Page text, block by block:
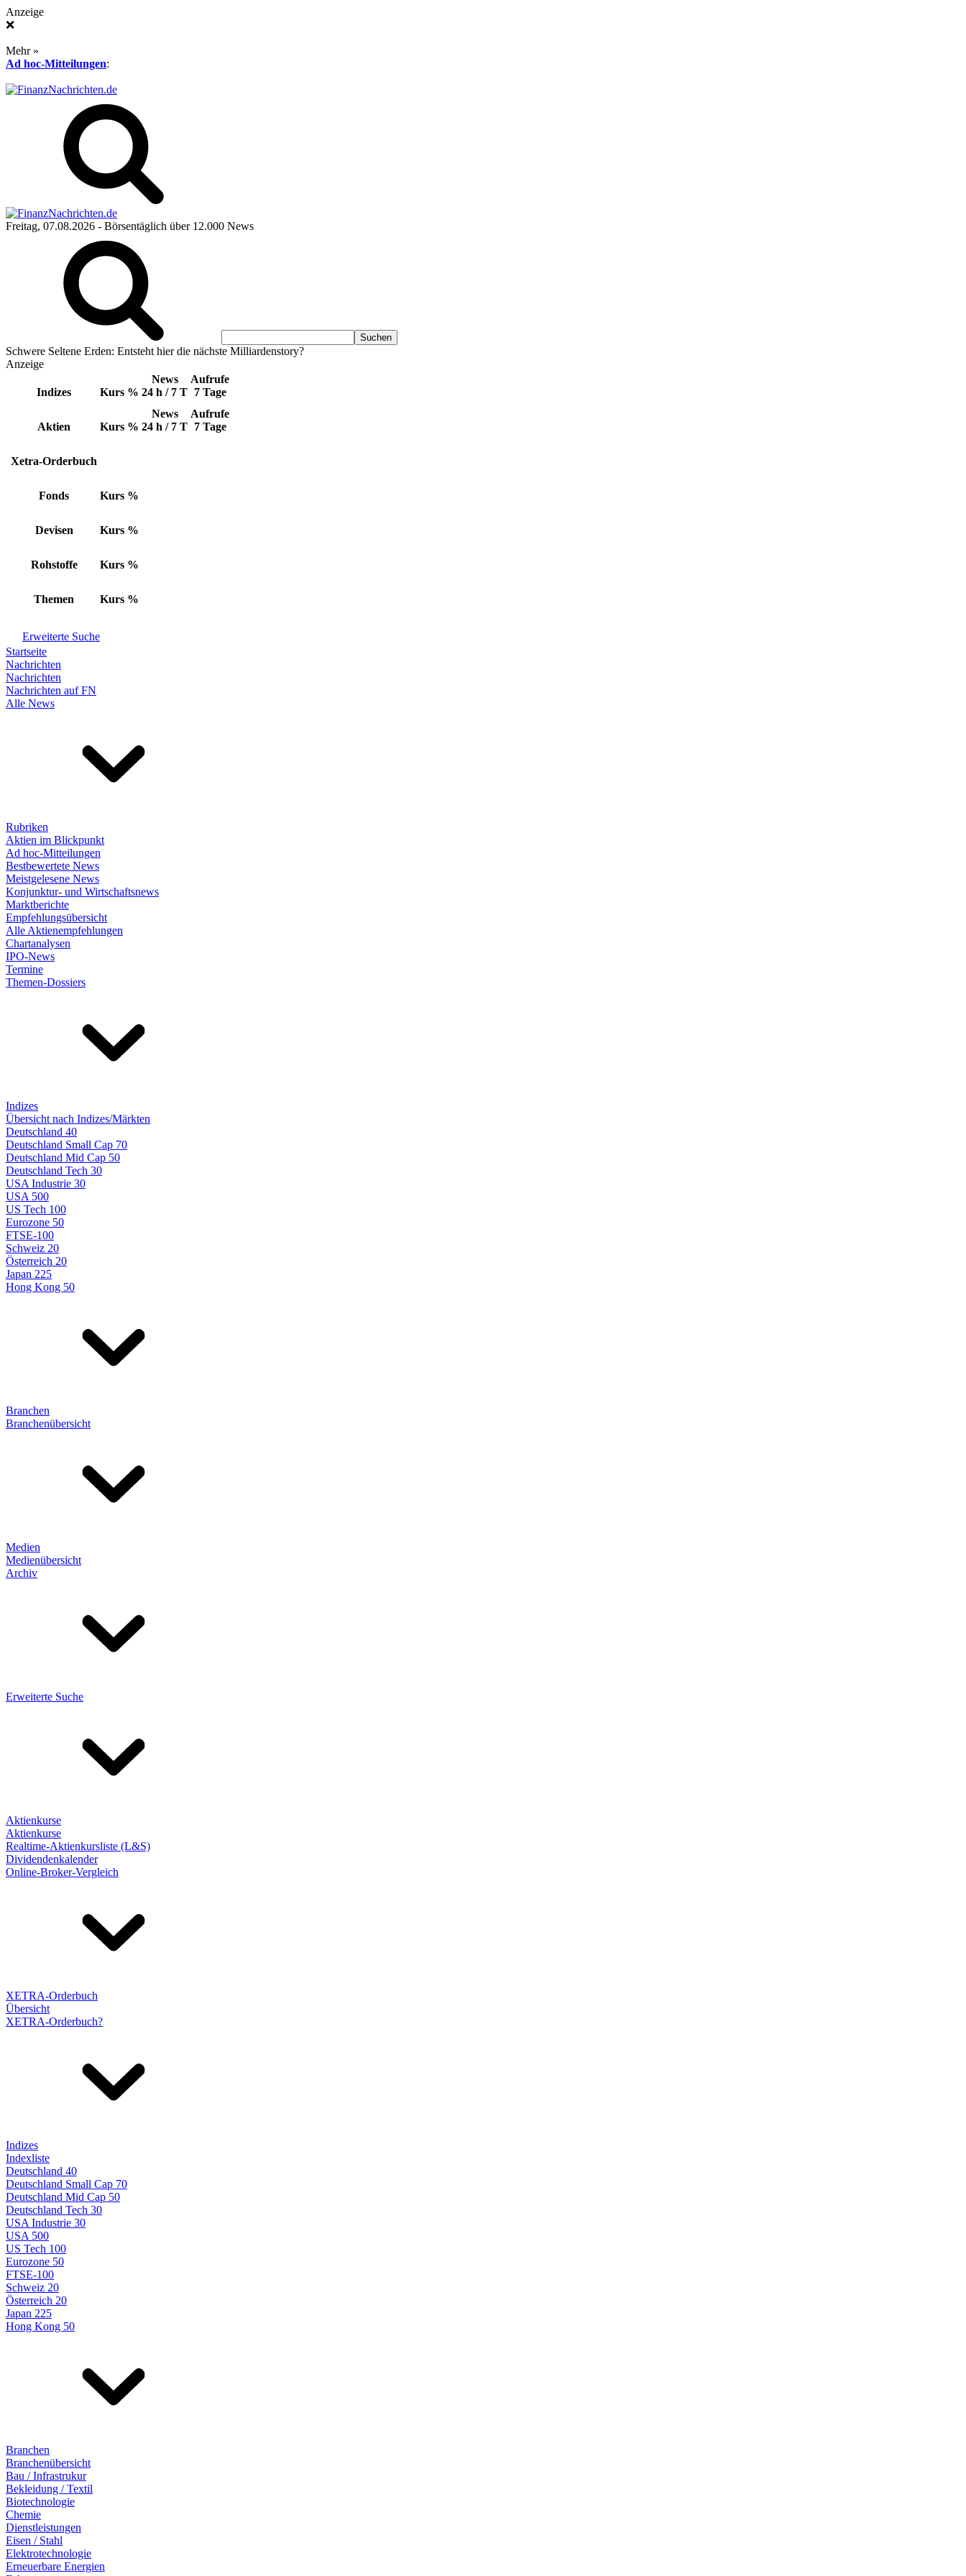
Anzeige
❌
Mehr »
Ad hoc-Mitteilungen:
Freitag, 07.08.2026 - Börsentäglich über 12.000 News
Schwere Seltene Erden: Entsteht hier die nächste Milliardenstory?
Anzeige
Indizes Kurs %
News
24 h / 7 T
Aufrufe
7 Tage
Aktien Kurs %
News
24 h / 7 T
Aufrufe
7 Tage
Xetra-Orderbuch
Fonds Kurs %
Devisen Kurs %
Rohstoffe Kurs %
Themen Kurs %
Erweiterte Suche
Startseite
Nachrichten
Nachrichten
Nachrichten auf FN
Alle News
Rubriken
Aktien im Blickpunkt
Ad hoc-Mitteilungen
Bestbewertete News
Meistgelesene News
Konjunktur- und Wirtschaftsnews
Marktberichte
Empfehlungsübersicht
Alle Aktienempfehlungen
Chartanalysen
IPO-News
Termine
Themen-Dossiers
Indizes
Übersicht nach Indizes/Märkten
Deutschland 40
Deutschland Small Cap 70
Deutschland Mid Cap 50
Deutschland Tech 30
USA Industrie 30
USA 500
US Tech 100
Eurozone 50
FTSE-100
Schweiz 20
Österreich 20
Japan 225
Hong Kong 50
Branchen
Branchenübersicht
Medien
Medienübersicht
Archiv
Erweiterte Suche
Aktienkurse
Aktienkurse
Realtime-Aktienkursliste (L&S)
Dividendenkalender
Online-Broker-Vergleich
XETRA-Orderbuch
Übersicht
XETRA-Orderbuch?
Indizes
Indexliste
Deutschland 40
Deutschland Small Cap 70
Deutschland Mid Cap 50
Deutschland Tech 30
USA Industrie 30
USA 500
US Tech 100
Eurozone 50
FTSE-100
Schweiz 20
Österreich 20
Japan 225
Hong Kong 50
Branchen
Branchenübersicht
Bau / Infrastrukur
Bekleidung / Textil
Biotechnologie
Chemie
Dienstleistungen
Eisen / Stahl
Elektrotechnologie
Erneuerbare Energien